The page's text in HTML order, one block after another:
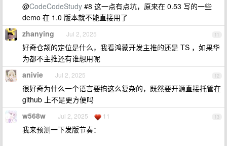
@CodeCodeStudy #8 这一点有点坑，原来在 0.53 写的一些
demo 在 1.0 版本就不能直接用了
11
zhanying Jul 2, 2025
好奇仓颉的定位是什么，我看鸿蒙开发主推的还是 TS ，如果华
为都不主推还有谁想用呢
12
anivie Jul 2, 2025
很好奇为什么一个语言要搞这么复杂的，既然要开源直接托管在
github 上不是更方便吗
13
w568w Jul 2, 2025 11
我来预测一下发版节奏：